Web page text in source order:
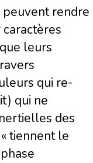
peuvent rendre
leurs
qui re-
qui ne
des
tiennent le